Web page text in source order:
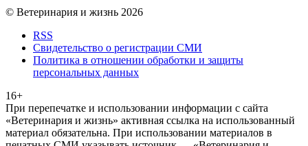
© Ветеринария и жизнь 2026
RSS
Свидетельство о регистрации СМИ
Политика в отношении обработки и защиты
персональных данных
16+
При перепечатке и использовании информации с сайта
«Ветеринария и жизнь» активная ссылка на использованный
материал обязательна. При использовании материалов в